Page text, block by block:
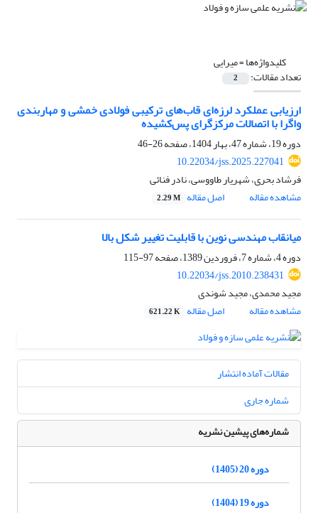
کلیدواژه‌ها =میرایی
تعداد مقالات: 2
ارزیابی عملکرد لرزه‌ای قاب‌های ترکیبی فولادی خمشی و مهاربندی
واگرا با اتصالات مرکزگرای پس‌کشیده
دوره 19، شماره 47، بهار 1404، صفحه
26-46
10.22034/jss.2025.227041
فرشاد بحری، شهریار طاووسی، نادر فنائی
مشاهده مقاله
اصل مقاله 2.29 M
میانقاب مهندسی نوین با قابلیت تغییر شکل بالا
دوره 4، شماره 7، فروردین 1389، صفحه
97-115
10.22034/jss.2010.238431
مجید محمدی، مجید شوندی
مشاهده مقاله
اصل مقاله 621.22 K
مقالات آماده انتشار
شماره جاری
شماره‌های پیشین نشریه
دوره 20 (1405)
دوره 19 (1404)